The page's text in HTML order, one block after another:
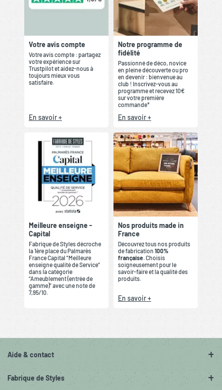
Votre avis compte
Votre avis compte : partagez
votre expérience sur
Trustpilot et aidez-nous à
toujours mieux vous
satisfaire.
En savoir +
Notre programme de
fidélité
Passionné de déco, novice
en pleine découverte ou pro
en devenir : bienvenue au
club ! Inscrivez-vous au
programme et recevez 10€
sur votre première
commande*
En savoir +
Meilleure enseigne -
Capital
Fabrique de Styles décroche
la 1ère place du Palmarès
France Capital “Meilleure
enseigne qualité de Service”
dans la catégorie
“Ameublement (entrée de
gamme)” avec une note de
7,95/10.
Nos produits made in
France
Découvrez tous nos produits
de fabrication 100%
française. Choisis
soigneusement pour le
savoir-faire et la qualité des
produits.
En savoir +
Aide & contact
Fabrique de Styles